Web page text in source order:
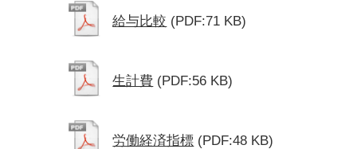
給与比較 (PDF:71 KB)
生計費 (PDF:56 KB)
労働経済指標 (PDF:48 KB)